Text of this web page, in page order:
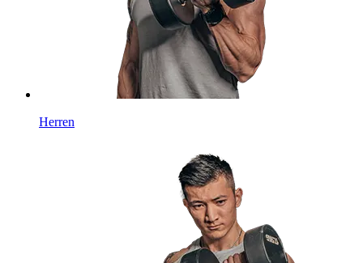
Herren